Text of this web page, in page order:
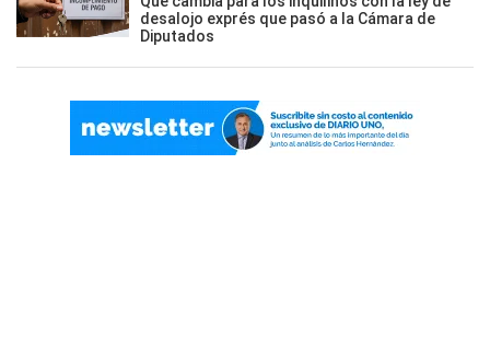
desalojo exprés que pasó a la Cámara de
Diputados